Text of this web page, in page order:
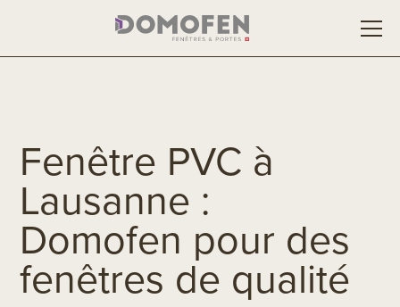
Fenêtre PVC à
Lausanne :
Domofen pour des
fenêtres de qualité